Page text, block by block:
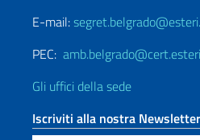
E-mail:
PEC:
Gli uffici della sede
Iscriviti alla nostra Newsletter